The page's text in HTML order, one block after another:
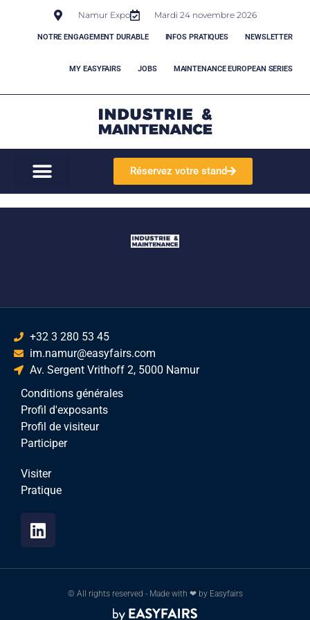
Namur Expo Mardi 24 novembre 2026
NOTRE ENGAGEMENT DURABLE INFOS PRATIQUES NEWSLETTER
MY EASYFAIRS JOBS MAINTENANCE EUROPEAN SERIES
Réservez votre stand
+32 3 280 53 45
im.namur@easyfairs.com
Av. Sergent Vrithoff 2, 5000 Namur
Conditions générales
Profil d'exposants
Profil de visiteur
Participer
Visiter
Pratique
© All rights reserved - Made with ❤ by Easyfairs